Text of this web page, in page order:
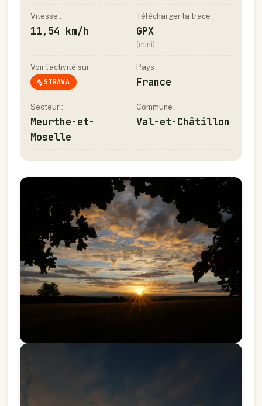
Vitesse :
11,54 km/h
Télécharger la trace :
GPX
(mini)
Voir l'activité sur :
STRAVA
Pays :
France
Secteur :
Meurthe-et-
Moselle
Commune :
Val-et-Châtillon